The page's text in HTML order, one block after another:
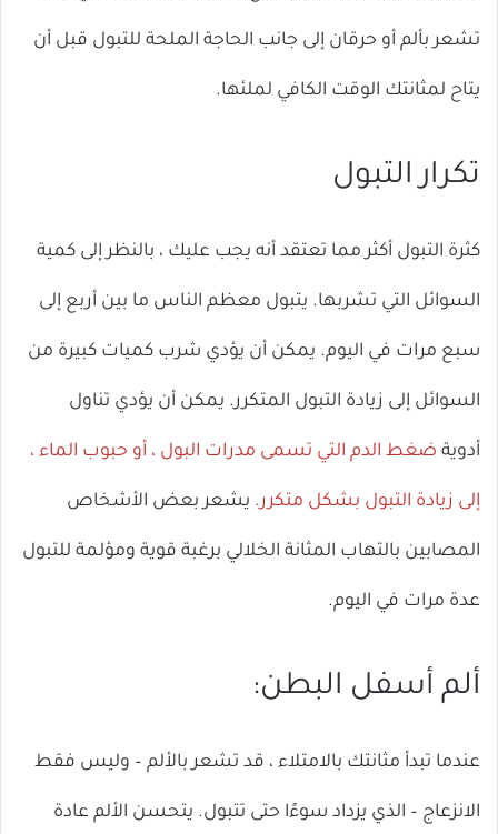
تشعر بألم أو حرقان إلى جانب الحاجة الملحة للتبول قبل أن
يتاح لمثانتك الوقت الكافي لملئها.
تكرار التبول
كثرة التبول أكثر مما تعتقد أنه يجب عليك ، بالنظر إلى كمية
السوائل التي تشربها. يتبول معظم الناس ما بين أربع إلى
سبع مرات في اليوم. يمكن أن يؤدي شرب كميات كبيرة من
السوائل إلى زيادة التبول المتكرر. يمكن أن يؤدي تناول
أدوية ضغط الدم التي تسمى مدرات البول ، أو حبوب الماء ،
إلى زيادة التبول بشكل متكرر. يشعر بعض الأشخاص
المصابين بالتهاب المثانة الخلالي برغبة قوية ومؤلمة للتبول
عدة مرات في اليوم.
ألم أسفل البطن:
عندما تبدأ مثانتك بالامتلاء ، قد تشعر بالألم – وليس فقط
الانزعاج – الذي يزداد سوءًا حتى تتبول. يتحسن الألم عادة